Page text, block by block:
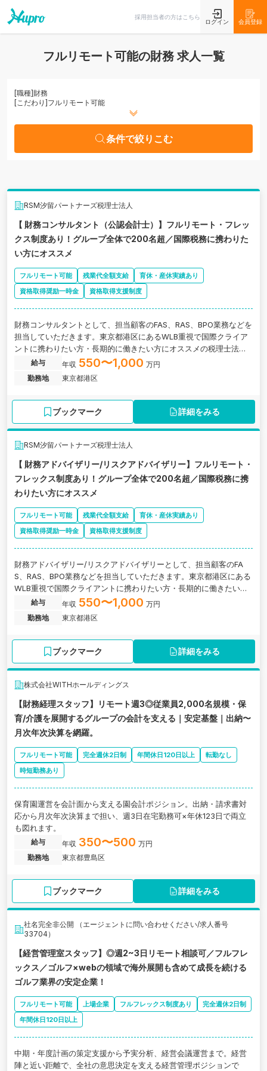
採用担当者の方はこちら
ログイン 会員登録
フルリモート可能の財務 求人一覧
[職種]財務
[こだわり] フルリモート可能
条件で絞りこむ
RSM汐留パートナーズ税理士法人
【 財務コンサルタント（公認会計士）】フルリモート・フレッ
クス制度あり！グループ全体で200名超／国際税務に携わりた
い方にオススメ
フルリモート可能 残業代全額支給
育休・産休実績あり
資格取得奨励一時金
資格取得支援制度
財務コンサルタントとして、担当顧客のFAS、RAS、BPO業務などを
担当していただきます。東京都港区にあるWLB重視で国際クライア
ントに携わりたい方・長期的に働きたい方にオススメの税理士法人
の求人です。
給与 年収 550〜1,000 万円
勤務地
東京都港区
ブックマーク 詳細をみる
RSM汐留パートナーズ税理士法人
【 財務アドバイザリー/リスクアドバイザリー】フルリモート・
フレックス制度あり！グループ全体で200名超／国際税務に携
わりたい方にオススメ
フルリモート可能 残業代全額支給
育休・産休実績あり
資格取得奨励一時金
資格取得支援制度
財務アドバイザリー/リスクアドバイザリーとして、担当顧客のFA
S、RAS、BPO業務などを担当していただきます。東京都港区にある
WLB重視で国際クライアントに携わりたい方・長期的に働きたい方
にオススメの税理士法人の求人です。
給与 年収 550〜1,000 万円
勤務地
東京都港区
ブックマーク 詳細をみる
株式会社WITHホールディングス
【財務経理スタッフ】リモート週3◎従業員2,000名規模・保
育/介護を展開するグループの会計を支える｜安定基盤｜出納〜
月次年次決算を網羅。
フルリモート可能 完全週休2日制 年間休日120日以上
転勤なし
時短勤務あり
保育園運営を会計面から支える園会計ポジション。出納・請求書対
応から月次年次決算まで担い、週3日在宅勤務可×年休123日で両立
も図れます。
給与 年収 350〜500 万円
勤務地
東京都豊島区
ブックマーク 詳細をみる
社名完全非公開 （エージェントに問い合わせください/求人番号
33704）
【経営管理室スタッフ】◎週2~3日リモート相談可／フルフレ
ックス／ゴルフ×webの領域で海外展開も含めて成長を続ける
ゴルフ業界の安定企業！
フルリモート可能 上場企業 フルフレックス制度あり
完全週休2日制
年間休日120日以上
中期・年度計画の策定支援から予実分析、経営会議運営まで。経営
陣と近い距離で、全社の意思決定を支える経営管理ポジションで